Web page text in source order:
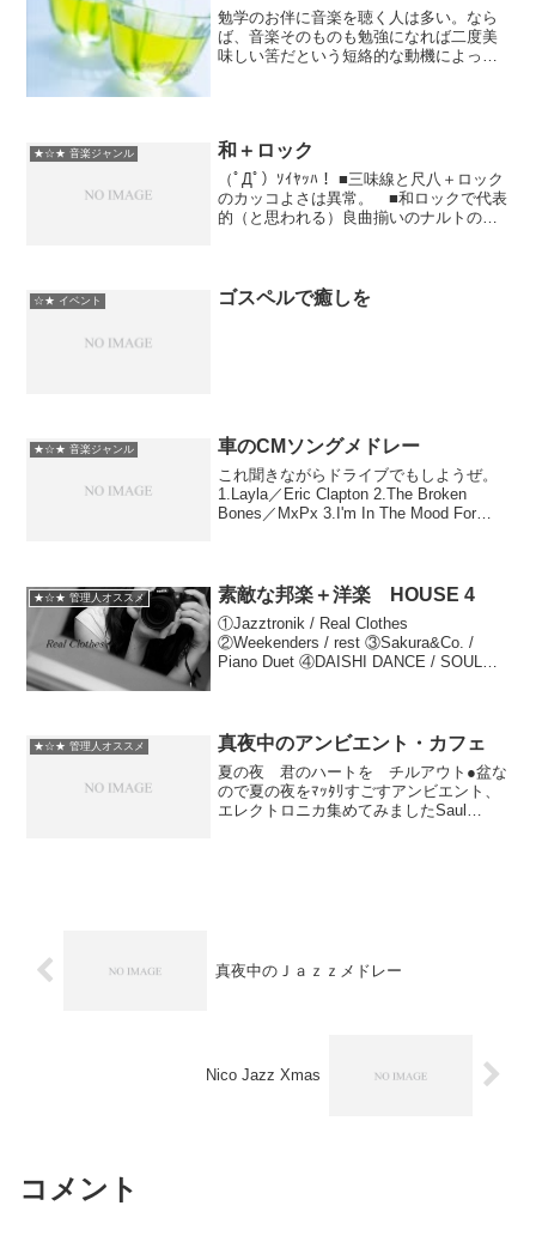
勉学のお伴に音楽を聴く人は多い。なら
ば、音楽そのものも勉強になれば二度美
味しい筈だという短絡的な動機によって
★☆★ 音楽ジャンル 和＋ロック
（ﾟДﾟ）ｿｲﾔｯﾊ！ ■三味線と尺八＋ロック
のカッコよさは異常。 ■和ロックで代表
的（と思われる）良曲揃いのナルトのサ
ま...
☆★ イベント ゴスペルで癒しを
★☆★ 音楽ジャンル 車のCMソングメドレー
これ聞きながらドライブでもしようぜ。
1.Layla／Eric Clapton 2.The Broken
Bones／MxPx 3.I'm In The Mood For
★☆★ 管理人オススメ 素敵な邦楽＋洋楽 HOUSE 4
①Jazztronik / Real Clothes
②Weekenders / rest ③Sakura&Co. /
Piano Duet ④DAISHI DANCE / SOUL
★☆★ 管理人オススメ 真夜中のアンビエント・カフェ
夏の夜 君のハートを チルアウト●盆な
ので夏の夜をﾏｯﾀﾘすごすアンビエント、
エレクトロニカ集めてみましたSaul
真夜中のＪａｚｚメドレー
Nico Jazz Xmas
コメント